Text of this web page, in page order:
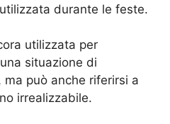
durante le feste.
utilizzata per
situazione di
può anche riferirsi a
irrealizzabile.